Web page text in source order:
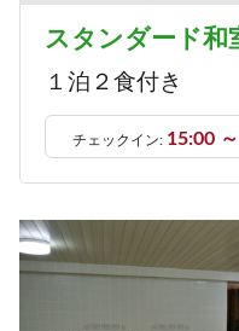
スタンダード和
１泊２食付き
チェックイン: 15:00 ～